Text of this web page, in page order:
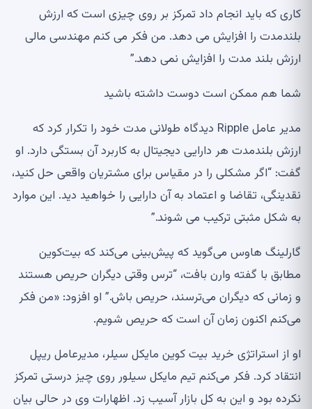
کاری که باید انجام داد تمرکز بر روی چیزی است که ارزش
بلندمدت را افزایش می دهد. من فکر می کنم مهندسی مالی
ارزش بلند مدت را افزایش نمی دهد.”
شما هم ممکن است دوست داشته باشید
مدیر عامل Ripple دیدگاه طولانی مدت خود را تکرار کرد که
ارزش بلندمدت هر دارایی دیجیتال به کاربرد آن بستگی دارد. او
گفت: “اگر مشکلی را در مقیاس برای مشتریان واقعی حل کنید،
نقدینگی، تقاضا و اعتماد به آن دارایی را خواهید دید. این موارد
به شکل مثبتی ترکیب می شوند.”
گارلینگ هاوس می‌گوید که پیش‌بینی می‌کند که بیت‌کوین
مطابق با گفته وارن بافت، “ترس وقتی دیگران حریص هستند
و زمانی که دیگران می‌ترسند، حریص باش.” او افزود: «من فکر
می‌کنم اکنون زمان آن است که حریص شویم.
او از استراتژی خرید بیت کوین مایکل سیلر، مدیرعامل ریپل
انتقاد کرد. فکر می‌کنم تیم مایکل سیلور روی چیز درستی تمرکز
نکرده بود و این به کل بازار آسیب زد. اظهارات وی در حالی بیان